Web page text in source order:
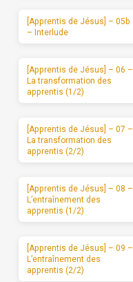
[Apprentis de Jésus] – 05b
– Interlude
[Apprentis de Jésus] – 06 –
La transformation des
apprentis (1/2)
[Apprentis de Jésus] – 07 –
La transformation des
apprentis (2/2)
[Apprentis de Jésus] – 08 –
L’entraînement des
apprentis (1/2)
[Apprentis de Jésus] – 09 –
L’entraînement des
apprentis (2/2)